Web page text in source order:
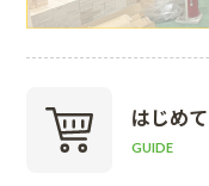
はじめて
GUIDE